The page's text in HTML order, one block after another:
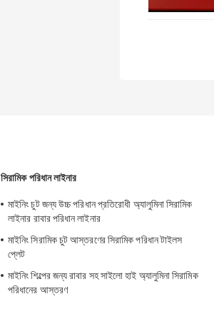
সিরামিক পরিধান লাইনার
মাইনিং চুট জন্য উচ্চ পরিধান প্রতিরোধী অ্যালুমিনা সিরামিক
লাইনার রাবার পরিধান লাইনার
মাইনিং সিরামিক চুট আস্তরণের সিরামিক পরিধান টাইলস
প্লেট
মাইনিং শিল্পের জন্য রাবার সহ সাইলো হাই অ্যালুমিনা সিরামিক
পরিধানের আস্তরণ